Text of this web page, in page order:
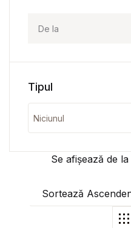
Se afișează de la
Sortează
Tipul